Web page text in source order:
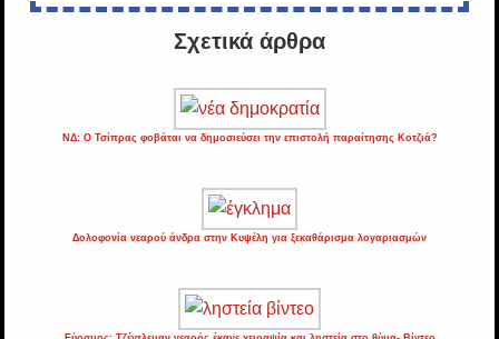
Σχετικά άρθρα
ΝΔ: O Τσίπρας φοβάται να δημοσιεύσει την επιστολή παραίτησης Κοτζιά?
Δολοφονία νεαρού άνδρα στην Κυψέλη για ξεκαθάρισμα λογαριασμών